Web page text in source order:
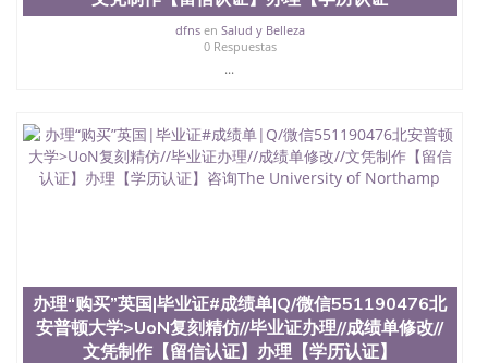
6、客户确认收到结果，付余款。 我们对海外大学及
学院的毕业证成绩单所使用的材料，尺寸大小，防伪
对照。质量得到了广大海外客户群体的认可，同时和
海外学校留学中介， 同时能做到与时俱进，及时掌握
各大院校的（毕业证，成绩单，资格证，学生卡，结
业证，录取通知书，在读证明等相关材料）的版本更
质和效率不断优化，为您倾情诠释什么是高性价比。
咨询顾问：Sam q/微信:551190476 Q/微
信:551190476办理毕业证成绩单、教育部认证,录取通
知书，雅思，留学回国证明.
dfnsen Salud y Belleza
0 Respuestas
...
办理“购买”英国|毕业证#成绩单|Q/微信551190476北
安普顿大学>UoN复刻精仿//毕业证办理//成绩单修改//
文凭制作【留信认证】办理【学历认证】